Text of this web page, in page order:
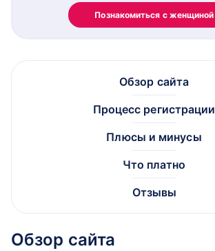
Познакомиться с женщиной
Обзор сайта
Процесс регистрации
Плюсы и минусы
Что платно
Отзывы
Обзор сайта